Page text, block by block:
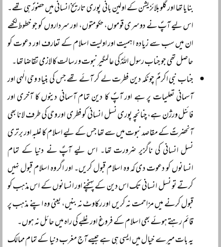
بنایا تھا اور گلوبلائزیشن کے اولین بانی پوری تاریخ انسانی میں حضورؐ ہی تھے۔
اس لیے آپؐ نے دوسری قوموں، حکومتوں، اور سرداروں کو جو خطوط لکھے
ان میں سب سے زیادہ اہمیت اور اولیت اسلام کے تعارف اور دعوت کو
حاصل تھی جو جناب رسول اللہؐ کی عالمگیر نبوت و رسالت کا لازمی تقاضا تھا۔
جناب نبی اکرمؐ چونکہ دین فطرت لے کر آئے تھے جس کی بنیاد وحی الٰہی اور
آسمانی تعلیمات پر ہے اور آپؐ کا دین تمام آسمانی دینوں کا آخری اور
فائنل ورژن ہے، چنانچہ پوری نسل انسانی کو فطری اور وحی کی طرف لانا بھی
آنحضرتؐ کے مقاصد نبوت میں سے تھا جس کے لیے اسلام کا غلبہ اور برتری
نسل انسانی کی ناگزیر ضرورت تھا۔ اس لیے آپؐ نے دنیا کے تمام
انسانوں کو دعوت دی کہ وہ اسلام قبول کریں۔ اور اگر وہ اسلام قبول نہیں
کرتے تو نسل انسانی تک اس دین کے پہنچنے اور انسانوں کے اس مذہب کو
قبول کرنے میں مزاحمت نہ کریں اور رکاوٹ نہ بنیں، یعنی وہ اپنے مذہب پر
قائم رہتے ہوئے بھی اسلام کے فروغ اور غلبے کی راہ میں حائل نہ ہوں۔
یہ بات میرے خیال میں ایسی ہی ہے جیسے آج مغرب دنیا کے تمام ممالک